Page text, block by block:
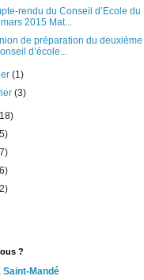
rendu du Conseil d’Ecole du
2015 Mat...
de préparation du deuxième
d’école...
(1)
(3)
?
Saint-Mandé